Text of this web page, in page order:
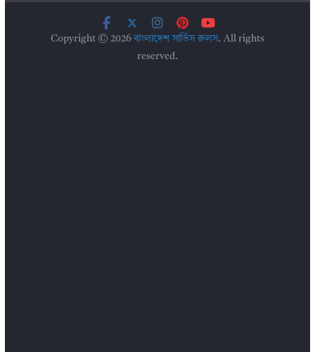
Copyright © 2026বাংলাদেশ সার্ভিস রুলস. All rights
reserved.